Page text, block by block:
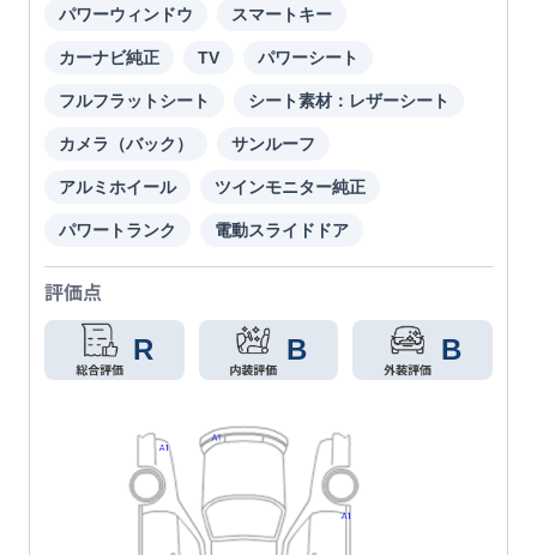
パワーウィンドウ スマートキー
カーナビ純正 TV パワーシート
フルフラットシート シート素材：レザーシート
カメラ（バック） サンルーフ
アルミホイール ツインモニター純正
パワートランク 電動スライドドア
評価点
R B B